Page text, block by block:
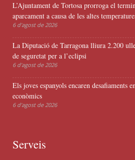
L’Ajuntament de Tortosa prorroga el
aparcament a causa de les altes
6 d'agost de 2026
La Diputació de Tarragona lliura 2.200
de seguretat per a l’eclipsi
6 d'agost de 2026
Els joves espanyols encaren desafiaments
econòmics
6 d'agost de 2026
Serveis